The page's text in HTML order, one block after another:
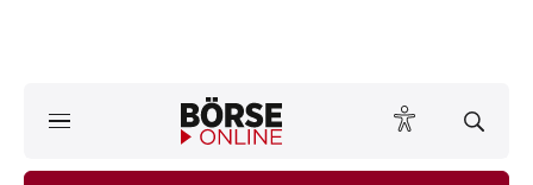
ktuelle Ausgabe BÖRSE ONLINE lesen